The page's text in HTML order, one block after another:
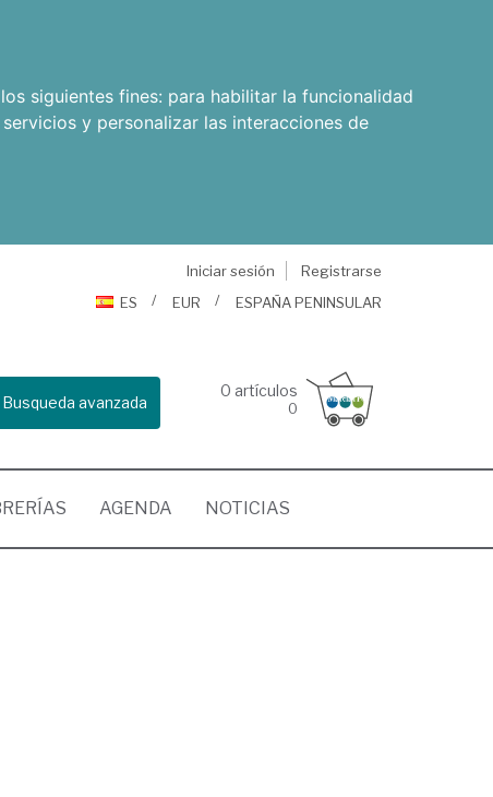
siguientes fines: para habilitar la funcionalidad
y personalizar las interacciones de
Iniciar sesión
Registrarse
ES
EUR ESPAÑA PENINSULAR
Busqueda avanzada
0 artículos
0
AGENDA NOTICIAS